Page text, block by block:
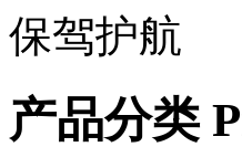
产品分类